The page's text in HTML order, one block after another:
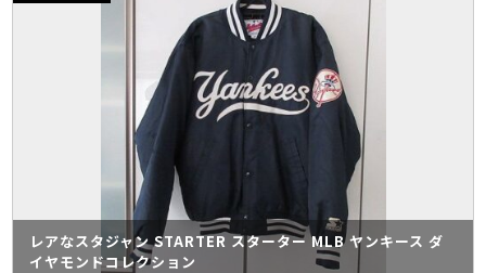
レアなスタジャン STARTER スターター MLB ヤンキース ダ
イヤモンドコレクション